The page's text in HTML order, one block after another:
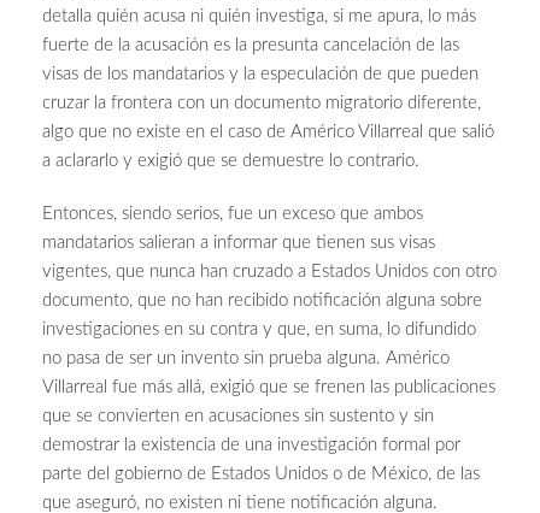
detalla quién acusa ni quién investiga, si me apura, lo más
fuerte de la acusación es la presunta cancelación de las
visas de los mandatarios y la especulación de que pueden
cruzar la frontera con un documento migratorio diferente,
algo que no existe en el caso de Américo Villarreal que salió
a aclararlo y exigió que se demuestre lo contrario.
Entonces, siendo serios, fue un exceso que ambos
mandatarios salieran a informar que tienen sus visas
vigentes, que nunca han cruzado a Estados Unidos con otro
documento, que no han recibido notificación alguna sobre
investigaciones en su contra y que, en suma, lo difundido
no pasa de ser un invento sin prueba alguna. Américo
Villarreal fue más allá, exigió que se frenen las publicaciones
que se convierten en acusaciones sin sustento y sin
demostrar la existencia de una investigación formal por
parte del gobierno de Estados Unidos o de México, de las
que aseguró, no existen ni tiene notificación alguna.